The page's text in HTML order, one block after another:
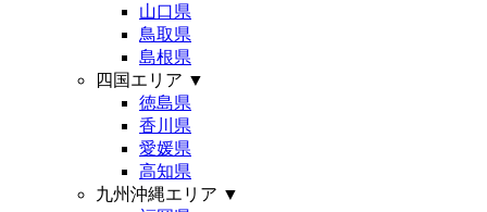
山口県
鳥取県
島根県
四国エリア ▼
徳島県
香川県
愛媛県
高知県
九州沖縄エリア ▼